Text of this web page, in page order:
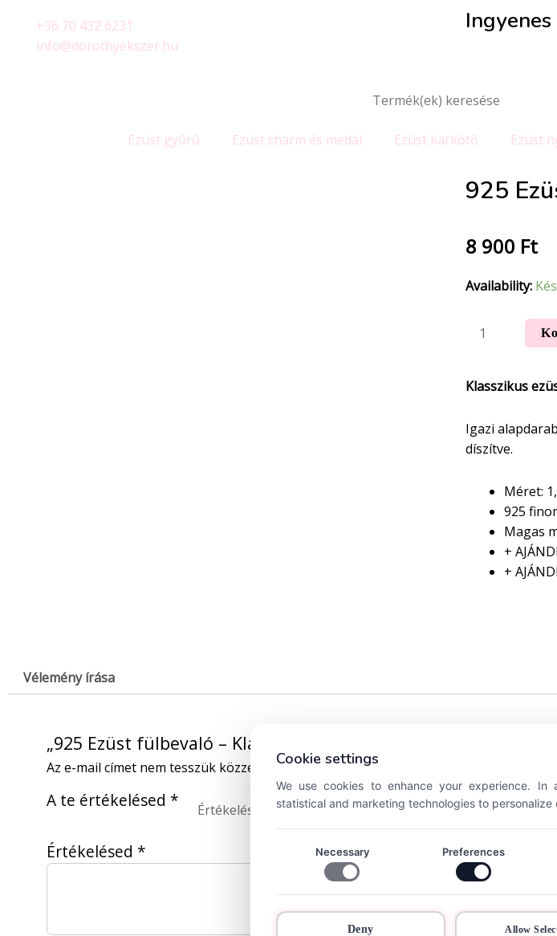
+36 70 432 6231
info@dorothyekszer.hu
Ezüst gyűrű Ezüst charm és medál Ezüst karkötő Ezüst
925
8 900 Ft
Availability:
Klasszikus
Igazi
díszítve.
Méret:
925
Magas
+
+
Vélemény írása
„925 Ezüst fülbevaló – Klasszikus” értékelése elsőként
Az e-mail címet nem tesszük közzé. A kötelező mezőket
A te értékelésed *
Értékelésed *
Cookie settings
We use cookies to enhance your experience.
statistical and marketing technologies to personalize
Necessary Preferences
Deny Allow